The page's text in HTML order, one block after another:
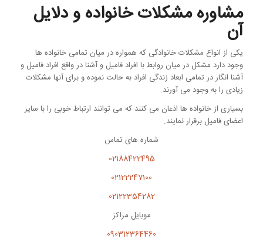
مشاوره مشکلات خانواده و دلایل
آن
یکی از انواع مشکلات خانوادگی که همواره در میان تمامی خانواده ‌ها
وجود دارد مشکل در میان روابط با افراد فامیل و آشنا در واقع افراد فامیل و
آشنا انگار در تمامی ابعاد زندگی افراد به حالت نموده و برای آنها مشکلات
زیادی را به وجود می آورند.
بسیاری از خانواده ها اذعان می کنند که می ‌توانند ارتباط خوبی را با سایر
اعضای فامیل برقرار نمایند.
شماره های تماس
02188422495
02122247100
02122354282
موبایل مراکز
090312364460